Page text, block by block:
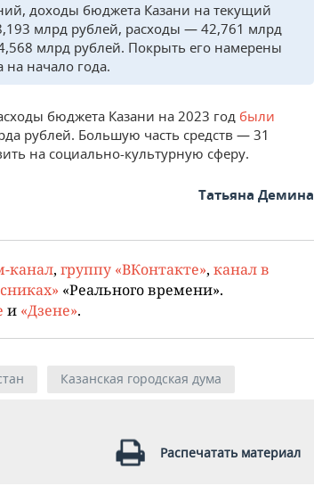
доходы бюджета Казани на текущий
млрд рублей, расходы — 42,761 млрд
млрд рублей. Покрыть его намерены
на начало года.
бюджета Казани на 2023 год были
рублей. Большую часть средств — 31
на социально-культурную сферу.
Татьяна Демина
канал, группу «ВКонтакте», канал в
«Реального времени».
и «Дзене».
Казанская городская дума
Распечатать материал